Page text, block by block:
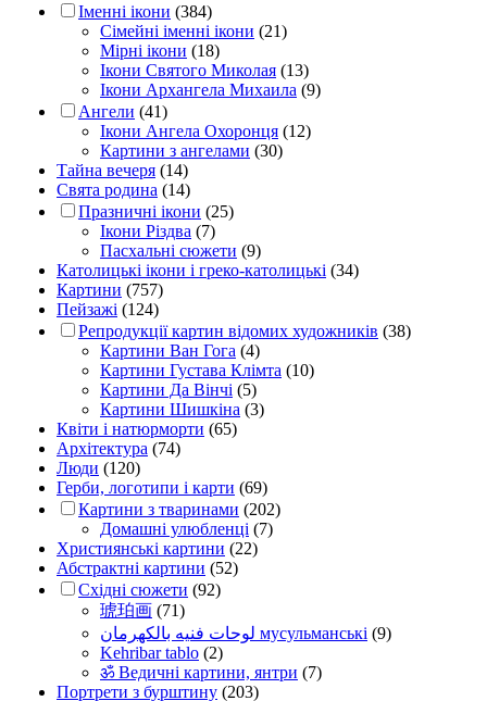
Іменні ікони (384)
Сімейні іменні ікони (21)
Мірні ікони (18)
Ікони Святого Миколая (13)
Ікони Архангела Михаила (9)
Ангели (41)
Ікони Ангела Охоронця (12)
Картини з ангелами (30)
Тайна вечеря (14)
Свята родина (14)
Празничні ікони (25)
Ікони Різдва (7)
Пасхальні сюжети (9)
Католицькі ікони і греко-католицькі (34)
Картини (757)
Пейзажі (124)
Репродукції картин відомих художників (38)
Картини Ван Гога (4)
Картини Густава Клімта (10)
Картини Да Вінчі (5)
Картини Шишкіна (3)
Квіти і натюрморти (65)
Архітектура (74)
Люди (120)
Герби, логотипи і карти (69)
Картини з тваринами (202)
Домашні улюбленці (7)
Християнські картини (22)
Абстрактні картини (52)
Східні сюжети (92)
琥珀画 (71)
لوحات فنيه بالكهرمان мусульманські (9)
Kehribar tablo (2)
ॐ Ведичні картини, янтри (7)
Портрети з бурштину (203)